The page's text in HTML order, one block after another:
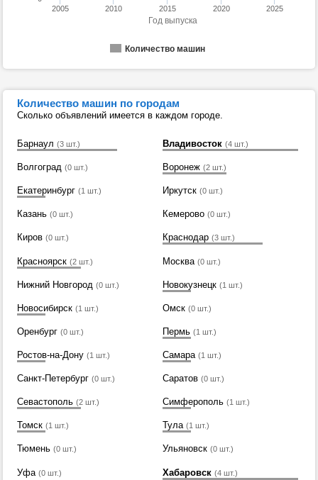
Год выпуска
Количество машин
2005 2010 2015 2020 2025
Количество машин по городам
Сколько объявлений имеется в каждом городе.
Барнаул (3 шт.) Владивосток (4 шт.)
Волгоград (0 шт.) Воронеж (2 шт.)
Екатеринбург (1 шт.) Иркутск (0 шт.)
Казань (0 шт.) Кемерово (0 шт.)
Киров (0 шт.) Краснодар (3 шт.)
Красноярск (2 шт.) Москва (0 шт.)
Нижний Новгород (0 шт.) Новокузнецк (1 шт.)
Новосибирск (1 шт.) Омск (0 шт.)
Оренбург (0 шт.) Пермь (1 шт.)
Ростов-на-Дону (1 шт.) Самара (1 шт.)
Санкт-Петербург (0 шт.) Саратов (0 шт.)
Севастополь (2 шт.) Симферополь (1 шт.)
Томск (1 шт.) Тула (1 шт.)
Тюмень (0 шт.) Ульяновск (0 шт.)
Уфа (0 шт.) Хабаровск (4 шт.)